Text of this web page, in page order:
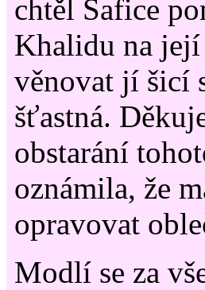
chtěl Šafice
Khalidu na její
věnovat jí šicí
šťastná.
obstarání
oznámila, že
opravovat
Modlí se za